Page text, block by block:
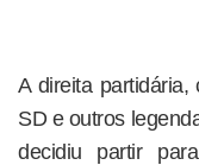
A direita
SD e outros
decidiu partir